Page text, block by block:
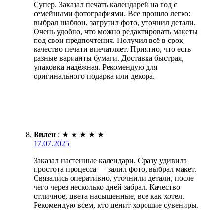
Супер. Заказал печать календарей на год с
семейными фотографиями. Все прошло легко:
выбрал шаблон, загрузил фото, уточнил детали.
Очень удобно, что можно редактировать макеты
под свои предпочтения. Получил всё в срок,
качество печати впечатляет. Приятно, что есть
разные варианты бумаги. Доставка быстрая,
упаковка надёжная. Рекомендую для
оригинального подарка или декора.
Вилен : ★ ★ ★ ★ ★
17.07.2025
Заказал настенные календари. Сразу удивила
простота процесса — залил фото, выбрал макет.
Связались оперативно, уточнили детали, после
чего через несколько дней забрал. Качество
отличное, цвета насыщенные, все как хотел.
Рекомендую всем, кто ценит хорошие сувениры.